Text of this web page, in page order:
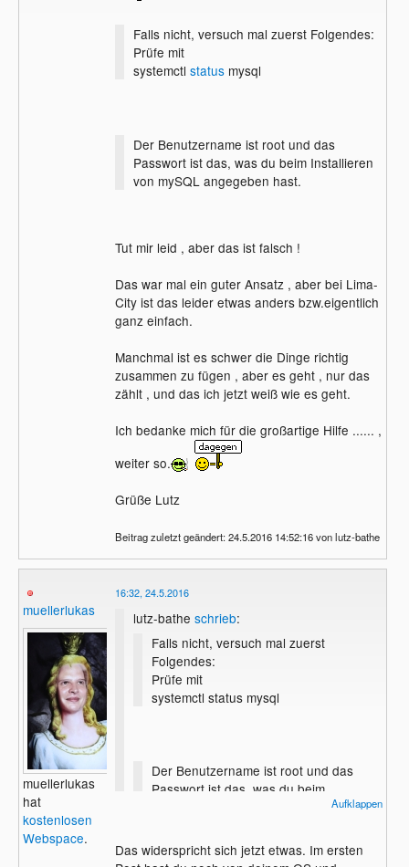
Falls nicht, versuch mal zuerst Folgendes:
Prüfe mit
systemctl statusmysql
Der Benutzername ist root und das
Passwort ist das, was du beim Installieren
von mySQL angegeben hast.
Tut mir leid , aber das ist falsch !
Das war mal ein guter Ansatz , aber bei Lima-
City ist das leider etwas anders bzw.eigentlich
ganz einfach.
Manchmal ist es schwer die Dinge richtig
zusammen zu fügen , aber es geht , nur das
zählt , und das ich jetzt weiß wie es geht.
Ich bedanke mich für die großartige Hilfe ...... ,
weiter so.
Grüße Lutz
Beitrag zuletzt geändert: 24.5.2016 14:52:16 von lutz-bathe
muellerlukas
muellerlukas
hat
kostenlosen
Webspace.
16:32, 24.5.2016
lutz-bathe schrieb:
Falls nicht, versuch mal zuerst
Folgendes:
Prüfe mit
systemctl status mysql
Der Benutzername ist root und das
Passwort ist das, was du beim
Installieren von mySQL angegebenAufklappen
Das widerspricht sich jetzt etwas. Im ersten